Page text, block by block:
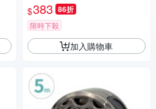
捲尺 木工 卷尺 米尺 鋼捲尺 工
程量尺 鋼尺
$383 86折
限時下殺
加入購物車